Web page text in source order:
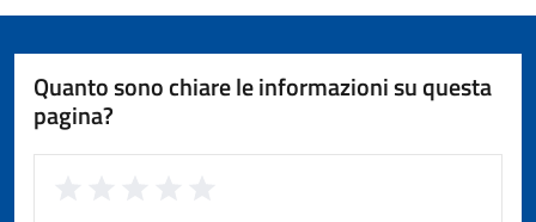
Quanto sono chiare le informazioni su questa
pagina?